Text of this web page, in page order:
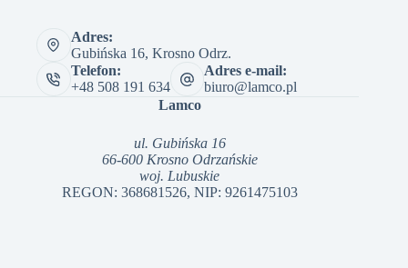
Adres:
Gubińska 16, Krosno Odrz.
Telefon:
+48 508 191 634
Adres e-mail:
biuro@lamco.pl
Lamco
ul. Gubińska 16
66-600 Krosno Odrzańskie
woj. Lubuskie
REGON: 368681526, NIP: 9261475103